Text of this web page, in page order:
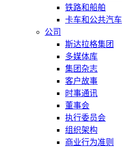
铁路和船舶
卡车和公共汽车
公司
斯达拉格集团
多媒体库
集团杂志
客户故事
时事通讯
董事会
执行委员会
组织架构
商业行为准则